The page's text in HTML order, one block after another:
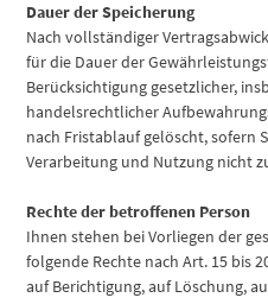
Dauer der Speicherung
Nach vollständiger
für die Dauer der
Berücksichtigung gesetzlicher,
handelsrechtlicher
nach Fristablauf gelöscht, sofern
Verarbeitung und Nutzung nicht
Rechte der betroffenen Person
Ihnen stehen bei Vorliegen der
folgende Rechte nach Art. 15 bis
auf Berichtigung, auf Löschung,